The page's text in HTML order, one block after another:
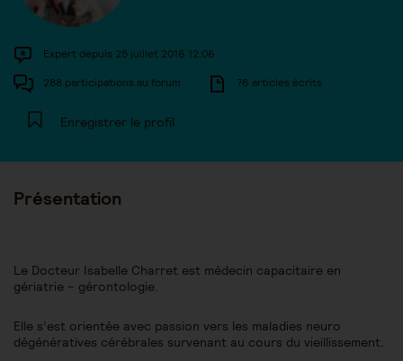
Expert depuis 25 juillet 2016 12:06
288 participations au forum 76 articles écrits
Enregistrer le profil
Présentation
Le Docteur Isabelle Charret est médecin capacitaire en
gériatrie – gérontologie.
Elle s’est orientée avec passion vers les maladies neuro
dégénératives cérébrales survenant au cours du vieillissement.